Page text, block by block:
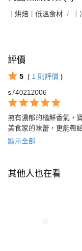
｜烘焙｜低溫食材
評價
5 ( 1 則評價 )
s740212006
擁有濃郁的橘鮮香氣，
美食家的味蕾，更能帶
橘子，為你帶來最美味
顯示全部
其他人也在看